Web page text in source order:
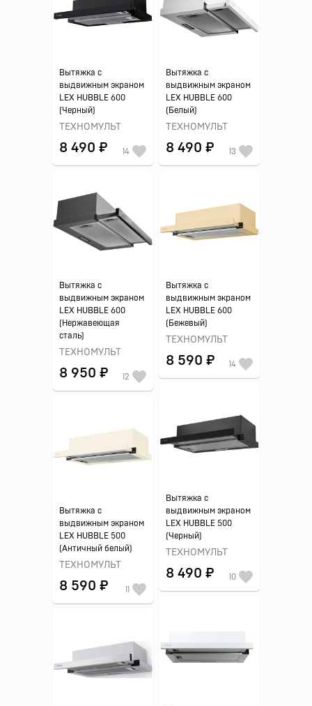
Вытяжка с
выдвижным экраном
LEX HUBBLE 600
(Черный)
ТЕХНОМУЛЬТ
8 490 ₽ 14
Вытяжка с
выдвижным экраном
LEX HUBBLE 600
(Белый)
ТЕХНОМУЛЬТ
8 490 ₽ 13
Вытяжка с
выдвижным экраном
LEX HUBBLE 600
(Нержавеющая
сталь)
ТЕХНОМУЛЬТ
8 950 ₽ 12
Вытяжка с
выдвижным экраном
LEX HUBBLE 600
(Бежевый)
ТЕХНОМУЛЬТ
8 590 ₽ 14
Вытяжка с
выдвижным экраном
LEX HUBBLE 500
(Черный)
ТЕХНОМУЛЬТ
8 490 ₽ 10
Вытяжка с
выдвижным экраном
LEX HUBBLE 500
(Античный белый)
ТЕХНОМУЛЬТ
8 590 ₽ 11